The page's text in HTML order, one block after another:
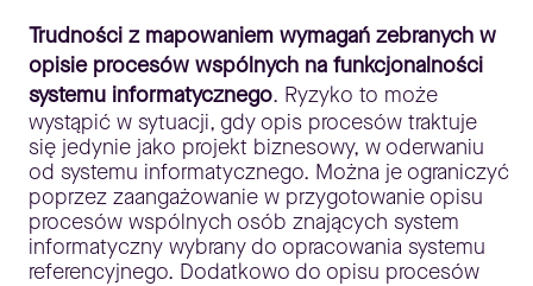
Trudności z mapowaniem wymagań zebranych w
opisie procesów wspólnych na funkcjonalności
systemu informatycznego. Ryzyko to może
wystąpić w sytuacji, gdy opis procesów traktuje
się jedynie jako projekt biznesowy, w oderwaniu
od systemu informatycznego. Można je ograniczyć
poprzez zaangażowanie w przygotowanie opisu
procesów wspólnych osób znających system
informatyczny wybrany do opracowania systemu
referencyjnego. Dodatkowo do opisu procesów